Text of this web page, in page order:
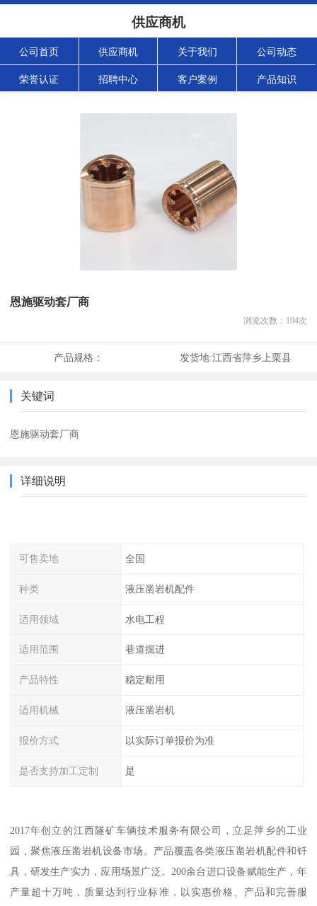
供应商机
公司首页 供应商机 关于我们 公司动态
荣誉认证 招聘中心 客户案例 产品知识
恩施驱动套厂商
浏览次数： 104次
产品规格： 发货地:江西省萍乡上栗县
关键词
恩施驱动套厂商
详细说明
可售卖地 全国
种类 液压凿岩机配件
适用领域 水电工程
适用范围 巷道掘进
产品特性 稳定耐用
适用机械 液压凿岩机
报价方式 以实际订单报价为准
是否支持加工定制 是
2017年创立的江西隧矿车辆技术服务有限公司，立足萍乡的工业
园，聚焦液压凿岩机设备市场。产品覆盖各类液压凿岩机配件和钎
具，研发生产实力，应用场景广泛。200余台进口设备赋能生产，年
产量超十万吨，质量达到行业标准，以实惠价格、产品和完善服